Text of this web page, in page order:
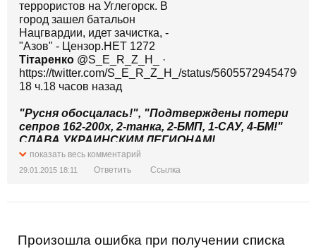
Тiтаренко @S_E_R_Z_H_ ·
https://twitter.com/S_E_R_Z_H_/status/
18 ч.18 часов назад
"Русня обосцалась!", "Подтверждены потери
сепров 162-200х, 2-танка, 2-БМП, 1-САУ, 4-БМ!"
СЛАВА УКРАИНСКИМ ЛЕГИОНАМ!
показать весь комментарий
29.01.2015 18:11 Ответить Ссылка
Произошла ошибка при получении списка